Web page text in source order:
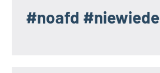
#noafd